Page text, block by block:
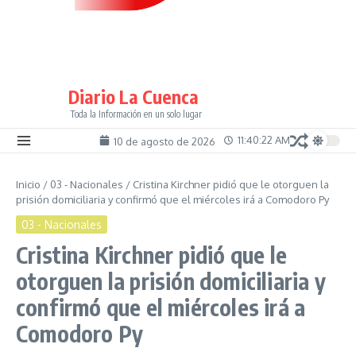
Diario La Cuenca
Toda la Información en un solo lugar
10 de agosto de 2026 11:40:22 AM
Inicio / 03 - Nacionales / Cristina Kirchner pidió que le otorguen la
prisión domiciliaria y confirmó que el miércoles irá a Comodoro Py
03 - Nacionales
Cristina Kirchner pidió que le
otorguen la prisión domiciliaria y
confirmó que el miércoles irá a
Comodoro Py